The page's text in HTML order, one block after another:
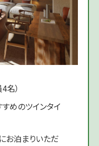
名）
めのツインタイ
お泊まりいただ